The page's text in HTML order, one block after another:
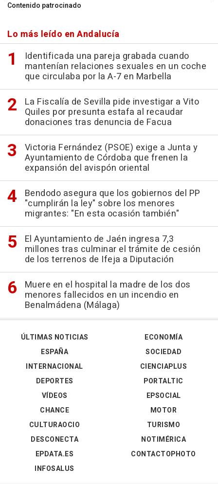
Contenido patrocinado
Lo más leído en Andalucía
Identificada una pareja grabada cuando
mantenían relaciones sexuales en un coche
que circulaba por la A-7 en Marbella
La Fiscalía de Sevilla pide investigar a Vito
Quiles por presunta estafa al recaudar
donaciones tras denuncia de Facua
Victoria Fernández (PSOE) exige a Junta y
Ayuntamiento de Córdoba que frenen la
expansión del avispón oriental
Bendodo asegura que los gobiernos del PP
"cumplirán la ley" sobre los menores
migrantes: "En esta ocasión también"
El Ayuntamiento de Jaén ingresa 7,3
millones tras culminar el trámite de cesión
de los terrenos de Ifeja a Diputación
Muere en el hospital la madre de los dos
menores fallecidos en un incendio en
Benalmádena (Málaga)
ÚLTIMAS NOTICIAS
ESPAÑA
INTERNACIONAL
DEPORTES
VÍDEOS
ECONOMÍA
SOCIEDAD
CIENCIAPLUS
PORTALTIC
EPSOCIAL
CHANCE
CULTURAOCIO
DESCONECTA
EPDATA.ES
INFOSALUS
MOTOR
TURISMO
NOTIMÉRICA
CONTACTOPHOTO